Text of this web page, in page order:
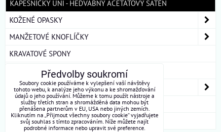
KAPESNÍČKY UNI - HEDVÁBNÝ ACETÁTOVÝ SATÉN
KOŽENÉ OPASKY
MANŽETOVÉ KNOFLÍČKY
KRAVATOVÉ SPONY
DÁMSKÉ ŠÁTKY A ŠÁLY
DÁRKOVÁ BALENÍ
ROUŠKY BAVLNA
Předvolby soukromí
Soubory cookie používáme k vylepšení vaší návštěvy
tohoto webu, k analýze jeho výkonu a ke shromažďování
údajů o jeho používání. Můžeme k tomu použít nástroje a
služby třetích stran a shromážděná data mohou být
přenášena partnerům v EU, USA nebo jiných zemích.
Kliknutím na „Přijmout všechny soubory cookie“ vyjadřujete
svůj souhlas s tímto zpracováním. Níže můžete najít
podrobné informace nebo upravit své preference.